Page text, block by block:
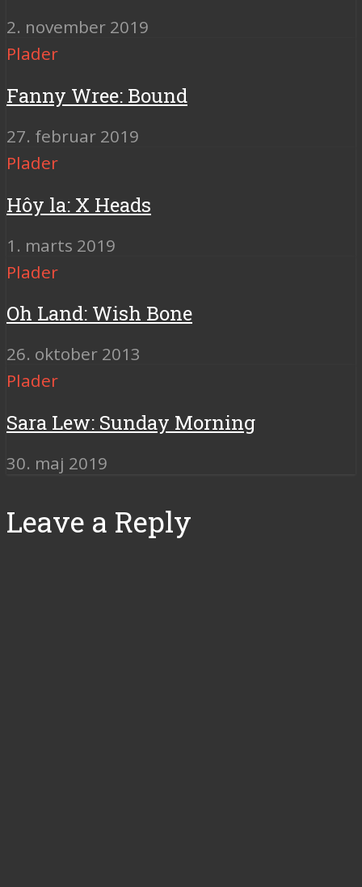
2. november 2019
Plader
Fanny Wree: Bound
27. februar 2019
Plader
Hôy la: X Heads
1. marts 2019
Plader
Oh Land: Wish Bone
26. oktober 2013
Plader
Sara Lew: Sunday Morning
30. maj 2019
Leave a Reply